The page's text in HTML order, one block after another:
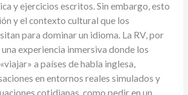
y ejercicios escritos. Sin embargo, esto
y el contexto cultural que los
para dominar un idioma. La RV, por
experiencia inmersiva donde los
a países de habla inglesa,
en entornos reales simulados y
cotidianas, como pedir en un